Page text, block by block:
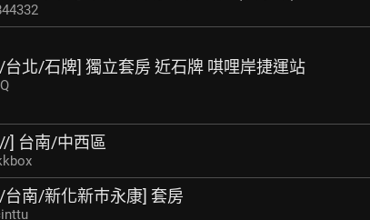
台北/石牌] 獨立套房 近石牌 唭哩岸捷運站
] 台南/中西區
台南/新化新巿永康] 套房